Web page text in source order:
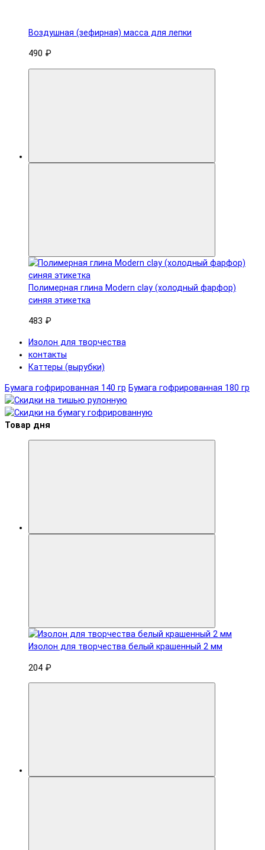
Воздушная (зефирная) масса для лепки
490 ₽
Полимерная глина Modern clay (холодный фарфор)
синяя этикетка
483 ₽
Изолон для творчества
контакты
Каттеры (вырубки)
Бумага гофрированная 140 гр Бумага гофрированная 180 гр
Товар дня
Изолон для творчества белый крашенный 2 мм
204 ₽